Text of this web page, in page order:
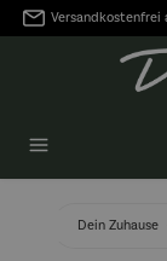
springen
Versandkostenfrei
Dein Zuhause